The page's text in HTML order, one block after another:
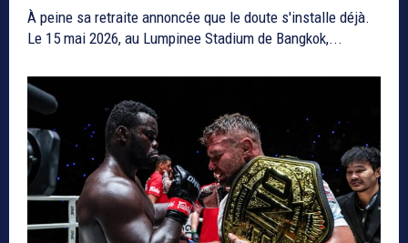
À peine sa retraite annoncée que le doute s'installe déjà.
Le 15 mai 2026, au Lumpinee Stadium de Bangkok,...